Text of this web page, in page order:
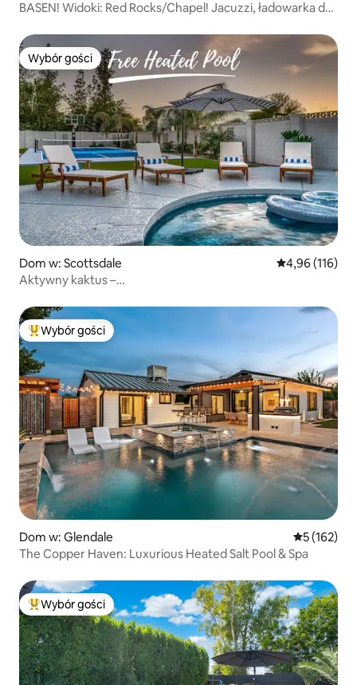
BASEN! Widoki: Red Rocks/Chapel! Jacuzzi, ładowarka do
Wybór gości
Wybór gości
Dom w: Scottsdale Średnia
4,96 (116)
Aktywny kaktus –
Najpopularniejsze z kategorii Wybór gości
Wybór gości
Dom w: Glendale Średnia
5 (162)
The Copper Haven: Luxurious Heated Salt Pool & Spa
Najpopularniejsze z kategorii Wybór gości
Wybór gości